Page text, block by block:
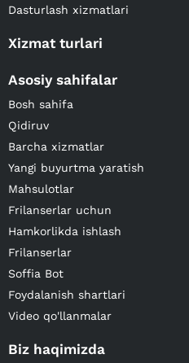
Dasturlash xizmatlari
Xizmat turlari
Asosiy sahifalar
Bosh sahifa
Qidiruv
Barcha xizmatlar
Yangi buyurtma yaratish
Mahsulotlar
Frilanserlar uchun
Hamkorlikda ishlash
Frilanserlar
Soffia Bot
Foydalanish shartlari
Video qo'llanmalar
Biz haqimizda